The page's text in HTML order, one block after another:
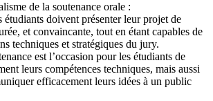
de la soutenance orale :
doivent présenter leur projet de
et convaincante, tout en étant capables de
techniques et stratégiques du jury.
est l’occasion pour les étudiants de
leurs compétences techniques, mais aussi
efficacement leurs idées à un public